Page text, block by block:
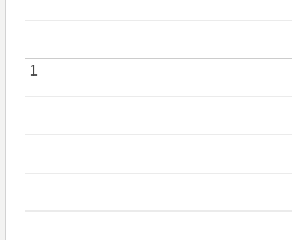
1
1